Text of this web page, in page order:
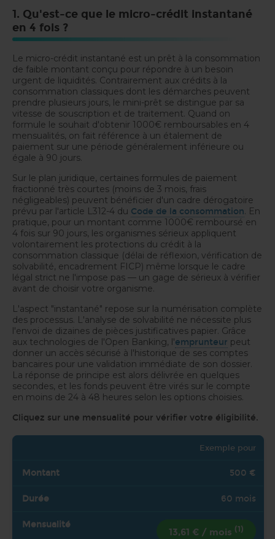
1. Qu'est-ce que le micro-crédit instantané
en 4 fois ?
Le micro-crédit instantané est un prêt à la consommation
de faible montant conçu pour répondre à un besoin
urgent de liquidités. Contrairement aux crédits à la
consommation classiques dont les démarches peuvent
prendre plusieurs jours, le mini-prêt se distingue par sa
vitesse de souscription et de traitement. Quand on
formule le souhait d'obtenir 1000€ remboursables en 4
mensualités, on fait référence à un étalement de
paiement sur une période généralement inférieure ou
égale à 90 jours.
Sur le plan juridique, certaines formules de paiement
fractionné très courtes (moins de 3 mois, frais
négligeables) peuvent bénéficier d'un cadre dérogatoire
prévu par l'article L312-4 du Code de la consommation. En
pratique, pour un montant comme 1000€ remboursé en
4 fois sur 90 jours, les organismes sérieux appliquent
volontairement les protections du crédit à la
consommation classique (délai de réflexion, vérification de
solvabilité, encadrement FICP) même lorsque le cadre
légal strict ne l'impose pas — un gage de sérieux à vérifier
avant de choisir votre organisme.
L'aspect "instantané" repose sur la numérisation complète
des processus. L'analyse de solvabilité ne nécessite plus
l'envoi de dizaines de pièces justificatives papier. Grâce
aux technologies de l'Open Banking, l'emprunteur peut
donner un accès sécurisé à l'historique de ses comptes
bancaires pour une validation immédiate de son dossier.
La réponse de principe est alors délivrée en quelques
secondes, et les fonds peuvent être virés sur le compte
en moins de 24 à 48 heures selon les options choisies.
Cliquez sur une mensualité pour vérifier votre éligibilité.
Exemple pour
500 €
60 mois
13,61 € / mois (1)